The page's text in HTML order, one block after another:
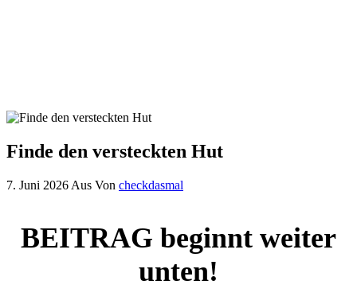
Finde den versteckten Hut
7. Juni 2026 Aus Von checkdasmal
BEITRAG beginnt weiter
unten!